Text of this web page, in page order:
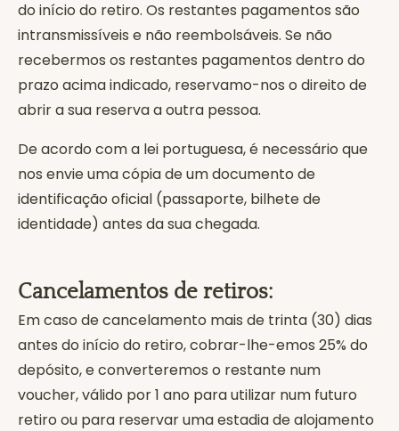
do início do retiro. Os restantes pagamentos são
intransmissíveis e não reembolsáveis. Se não
recebermos os restantes pagamentos dentro do
prazo acima indicado, reservamo-nos o direito de
abrir a sua reserva a outra pessoa.
De acordo com a lei portuguesa, é necessário que
nos envie uma cópia de um documento de
identificação oficial (passaporte, bilhete de
identidade) antes da sua chegada.
Cancelamentos de retiros:
Em caso de cancelamento mais de trinta (30) dias
antes do início do retiro, cobrar-lhe-emos 25% do
depósito, e converteremos o restante num
voucher, válido por 1 ano para utilizar num futuro
retiro ou para reservar uma estadia de alojamento